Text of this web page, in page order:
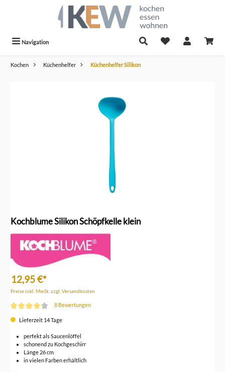
Navigation
Kochen Küchenhelfer Küchenhelfer Silikon
Kochblume Silikon Schöpfkelle klein
12,95 €*
Preise inkl. MwSt. zzgl. Versandkosten
8 Bewertungen
Lieferzeit 14 Tage
perfekt als Saucenlöffel
schonend zu Kochgeschirr
Länge 26 cm
in vielen Farben erhältlich